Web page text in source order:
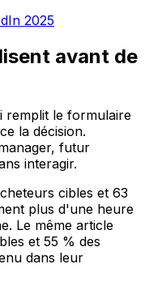
2025
avant de
remplit le formulaire
la décision.
futur
interagir.
cibles et 63
plus d'une heure
Le même article
et 55 % des
dans leur